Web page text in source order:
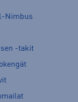
Nimbus
-takit